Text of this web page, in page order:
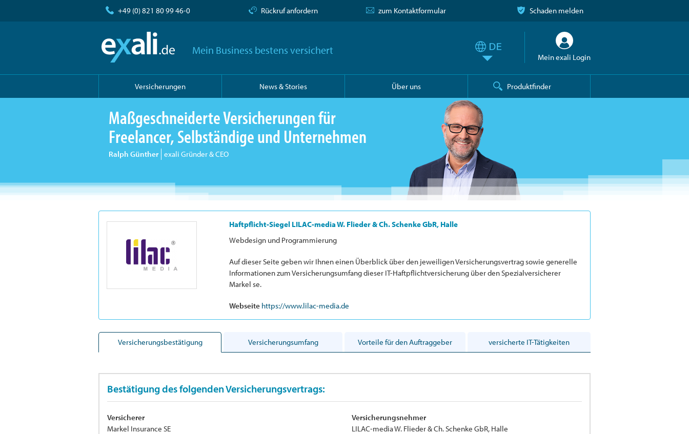
+49 (0) 821 80 99 46-0 Rückruf anfordern zum Kontaktformular Schaden melden
Mein Business bestens versichert
Mein exali Login
Versicherungen News & Stories Über uns Produktfinder
Maßgeschneiderte Versicherungen für
Freelancer, Selbständige und Unternehmen
Ralph Günther exali Gründer & CEO
Haftpflicht-Siegel LILAC-media W. Flieder & Ch. Schenke GbR, Halle
Webdesign und Programmierung
Auf dieser Seite geben wir Ihnen einen Überblick über den jeweiligen Versicherungsvertrag sowie generelle
Informationen zum Versicherungsumfang dieser IT-Haftpflichtversicherung über den Spezialversicherer
Markel se.
Webseite https://www.lilac-media.de
Versicherungsbestätigung Versicherungsumfang Vorteile für den Auftraggeber versicherte IT-Tätigkeiten
Bestätigung des folgenden Versicherungsvertrags:
Versicherer
Markel Insurance SE
Versicherungsnehmer
LILAC-media W. Flieder & Ch. Schenke GbR, Halle